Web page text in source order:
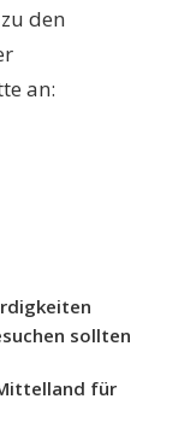
den
an:
sollten
für